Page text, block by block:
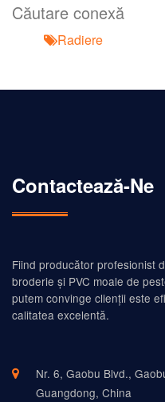
Căutare conexă
Radiere
Contactează-Ne
Fiind producător profesionist
broderie și PVC moale de
putem convinge clienții este
calitatea excelentă.
Nr. 6, Gaobu Blvd.,
Guangdong, China